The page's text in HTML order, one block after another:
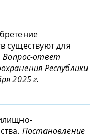
существуют для
Вопрос-ответ
Республики
2025 г.
Постановление